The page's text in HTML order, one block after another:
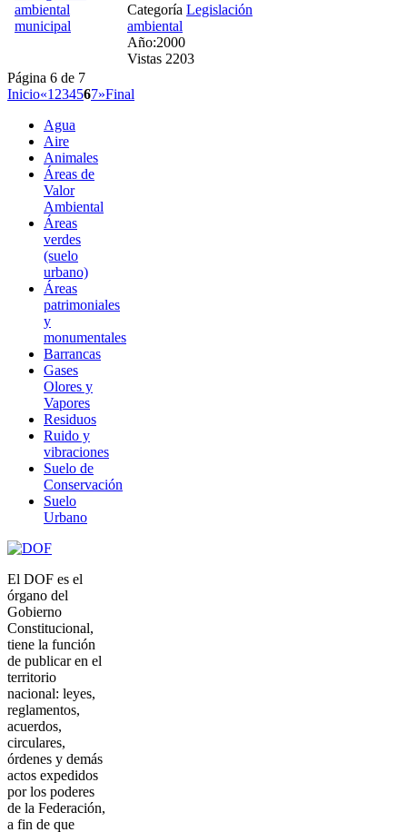
Categoría Legislación
ambiental
Año:2000
Vistas 2203
Página 6 de 7
Inicio«1 234567»Final
Agua
Aire
Animales
Áreas de
Valor
Ambiental
Áreas
verdes
(suelo
urbano)
Áreas
patrimoniales
y
monumentales
Barrancas
Gases
Olores y
Vapores
Residuos
Ruido y
vibraciones
Suelo de
Conservación
Suelo
Urbano
El DOF es el
órgano del
Gobierno
Constitucional,
tiene la función
de publicar en el
territorio
nacional: leyes,
reglamentos,
acuerdos,
circulares,
órdenes y demás
actos expedidos
por los poderes
de la Federación,
a fin de que